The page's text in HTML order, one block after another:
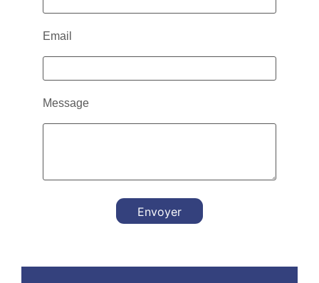
Email
Message
Envoyer